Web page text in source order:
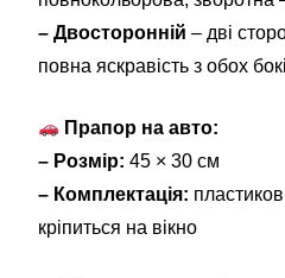
– Двосторонній – дві
повна яскравість з обох
Прапор на авто:
– Розмір: 45 × 30 см
– Комплектація:
кріпиться на вікно